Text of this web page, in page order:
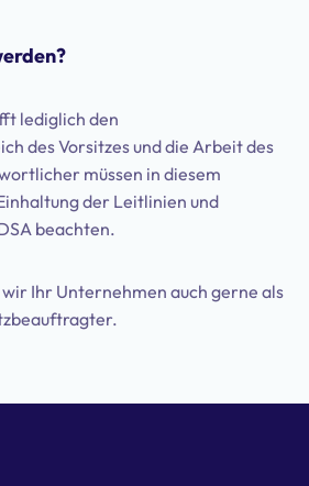
lediglich den
des Vorsitzes und die Arbeit des
müssen in diesem
der Leitlinien und
beachten.
Ihr Unternehmen auch gerne als